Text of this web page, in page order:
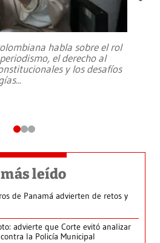
habla sobre el rol
el derecho al
y los desafíos
...
leído
de Panamá advierten de retos y
advierte que Corte evitó analizar
la Policía Municipal